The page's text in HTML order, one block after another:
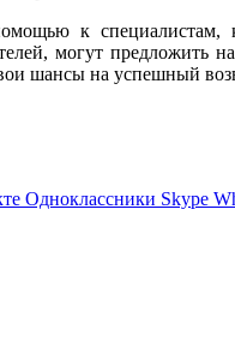
к
могут предложить
шансы на успешный
Одноклассники Skype